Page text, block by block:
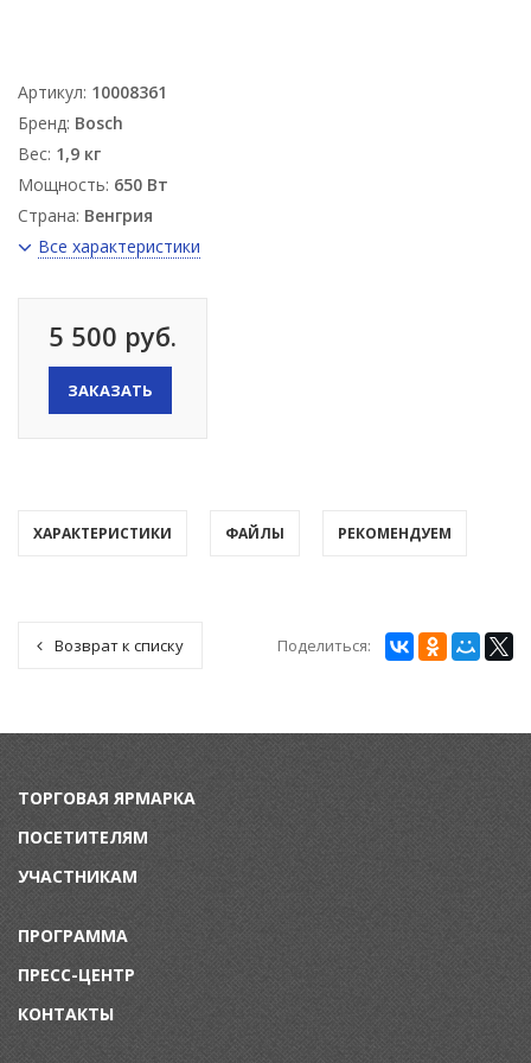
Артикул: 10008361
Бренд: Bosch
Вес: 1,9 кг
Мощность: 650 Вт
Страна: Венгрия
Все характеристики
5 500 руб.
ЗАКАЗАТЬ
ХАРАКТЕРИСТИКИ ФАЙЛЫ РЕКОМЕНДУЕМ
Возврат к списку Поделиться:
ТОРГОВАЯ ЯРМАРКА
ПОСЕТИТЕЛЯМ
УЧАСТНИКАМ
ПРОГРАММА
ПРЕСС-ЦЕНТР
КОНТАКТЫ